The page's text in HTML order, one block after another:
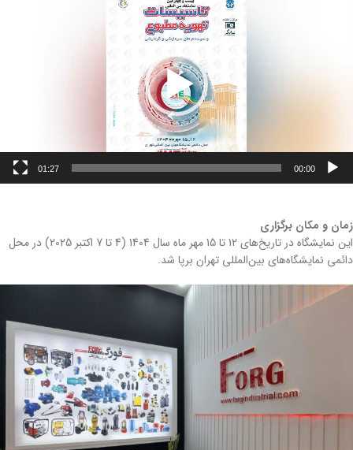
00:00
01:27
زمان و مکان برگزاری
این نمایشگاه در تاریخ‌های 12 تا 15 مهر ماه سال 1404 (4 تا 7 اکتبر 2025) در محل
دائمی نمایشگاه‌های بین‌المللی تهران برپا شد.